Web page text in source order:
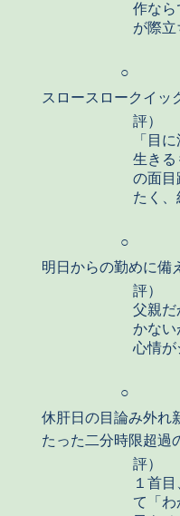
作なら
が際立
○
スロースロークイッ
評）
「目
生きる
の面目
たく、
○
明日からの勤めに備
評）
父親だ
かない
心情が
○
休肝日の目論み外れ
たった二分時限超過
評）
１首
て「